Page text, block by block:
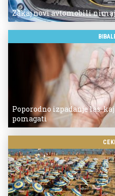
Zakaj novi avtomobili
Poporodno izpadanje las:
pomagati